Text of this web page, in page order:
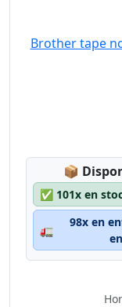
Brother tape
📦
✅ 101x en
🚛
98x en